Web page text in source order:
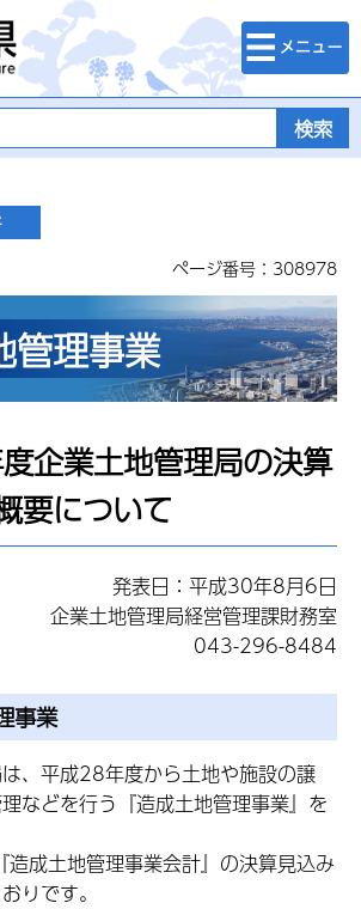
千葉県
検索・メニュ
ー
ページ番号：308978
管理事業
企業土地管理局の決算
要について
発表日：平成30年8月6日
企業土地管理局経営管理課財務室
043-296-8484
事業
、平成28年度から土地や施設の譲
などを行う『造成土地管理事業』を
成土地管理事業会計』の決算見込み
りです。